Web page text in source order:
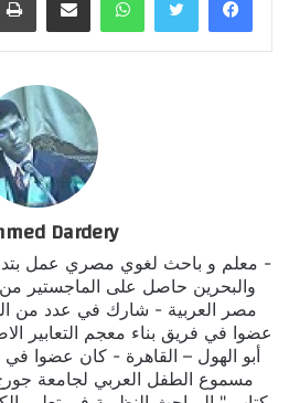
Dardery
- معلم و باحث لغوي مصري عمل
والبحرين حاصل على الماجستير من
مصر العربية - شارك في عدد من
أبو الهول – القاهرة - كان عضوا
مسموع الطفل العربي لجامعة